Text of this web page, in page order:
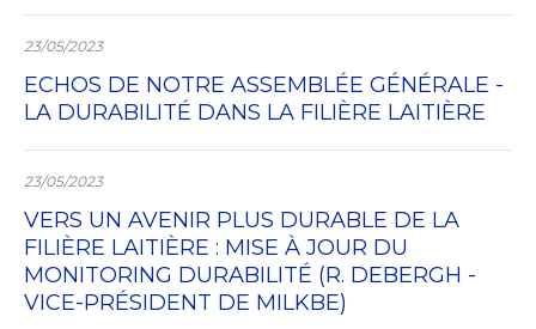
23/05/2023
ECHOS DE NOTRE ASSEMBLÉE GÉNÉRALE -
LA DURABILITÉ DANS LA FILIÈRE LAITIÈRE
23/05/2023
VERS UN AVENIR PLUS DURABLE DE LA
FILIÈRE LAITIÈRE : MISE À JOUR DU
MONITORING DURABILITÉ (R. DEBERGH -
VICE-PRÉSIDENT DE MILKBE)